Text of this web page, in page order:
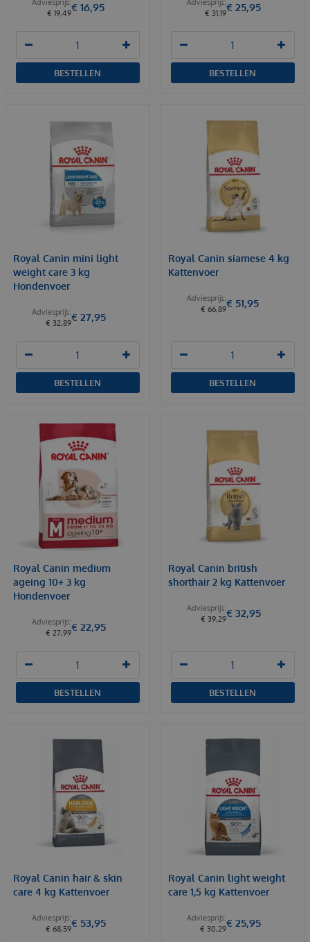
€ 19,49€ 16,95
BESTELLEN
€ 31,19€ 25,95
BESTELLEN
Royal Canin mini light
weight care 3 kg
Hondenvoer
€ 32,89€ 27,95
BESTELLEN
Royal Canin siamese 4 kg
Kattenvoer
€ 66,89€ 51,95
BESTELLEN
Royal Canin medium
ageing 10+ 3 kg
Hondenvoer
€ 27,99€ 22,95
BESTELLEN
Royal Canin british
shorthair 2 kg Kattenvoer
€ 39,29€ 32,95
BESTELLEN
Royal Canin hair & skin
care 4 kg Kattenvoer
€ 68,59€ 53,95
Royal Canin light weight
care 1,5 kg Kattenvoer
€ 30,29€ 25,95